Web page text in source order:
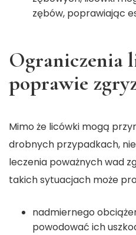
zębów, poprawiając
Ograniczenia
poprawie
Mimo że licówki mogą
drobnych przypadkach,
leczenia poważnych wad
takich sytuacjach może
nadmiernego
powodować ich